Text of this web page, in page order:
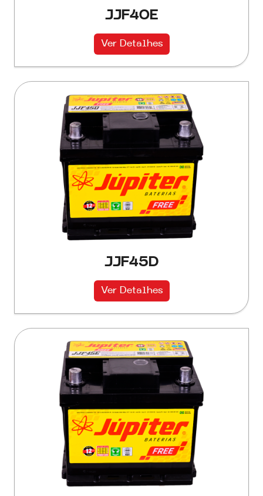
JJF40E
Ver Detalhes
JJF45D
Ver Detalhes